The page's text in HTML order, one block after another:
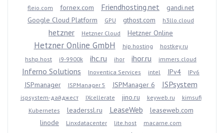
fleio.com fornex.com Friendhosting.net
gandi.net
Google Cloud Platform
GPU gthost.com h3llo.cloud
hetzner Hetzner Cloud Hetzner Online
Hetzner Online GmbH hip.hosting
hostkey.ru
hshp.host
i9-9900k ihc.ru ihor ihor.ru immers.cloud
Inferno Solutions Inoventica Services intel IPv4 IPv6
ISPmanager ISPManager 5 ISPManager 6 ISPsystem
ispsystem-дайджест IXcellerate jino.ru keyweb.ru
kimsufi
Kubernetes
leaderssl.ru LeaseWeb
leaseweb.com
linode
Linxdatacenter lite.host
macarne.com